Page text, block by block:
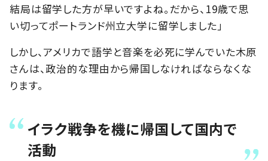
結局は留学した方が早いですよね。だから、19歳で思
い切ってポートランド州立大学に留学しました」
しかし、アメリカで語学と音楽を必死に学んでいた木原
さんは、政治的な理由から帰国しなければならなくな
ります。
イラク戦争を機に帰国して国内で
活動